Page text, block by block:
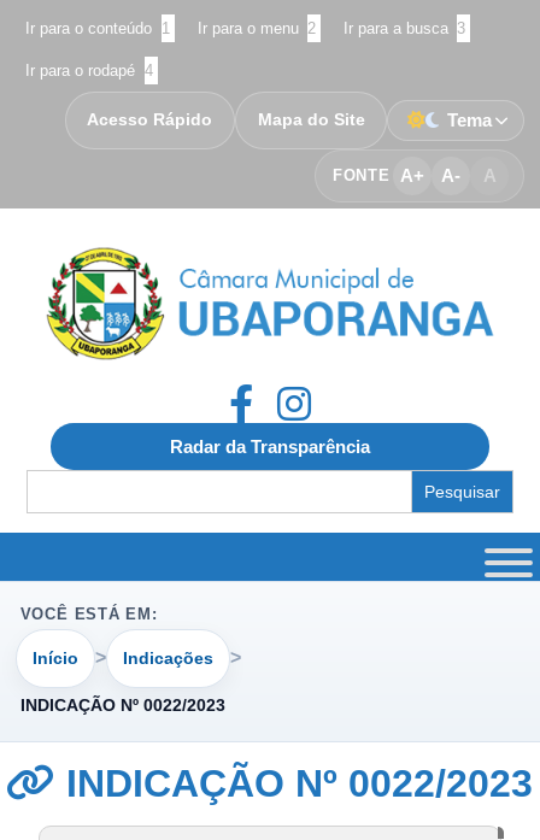
Ir para o conteúdo 1 Ir para o menu 2 Ir para a busca 3
Ir para o rodapé 4
FONTE A+ A- A
Acesso Rápido Mapa do Site Tema
Radar da Transparência
for:
VOCÊ ESTÁ EM:
Início Indicações
INDICAÇÃO Nº 0022/2023
INDICAÇÃO Nº 0022/2023